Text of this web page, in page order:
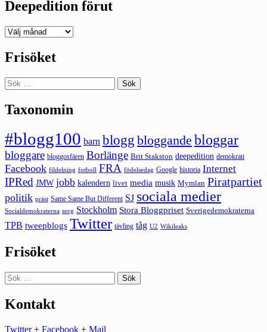
Deepedition förut
Deepedition
Frisöket
Sök
efter:
Taxonomin
#blogg100 barn blogg bloggande bloggar
bloggare bloggosfären Borlänge Brit Stakston deepedition demokrati
Facebook fildelning fotboll FRA födelsedag Google historia Internet
IPRed JMW jobb kalendern livet media musik Mymlan Piratpartiet
politik präst Same Same But Different SJ sociala medier
Socialdemokraterna sorg Stockholm Stora Bloggpriset Sverigedemokraterna
TPB tweepblogs Twitter tävling tåg U2 Wikileaks
Frisöket
Sök
efter:
Kontakt
Twitter+ Facebook + Mail